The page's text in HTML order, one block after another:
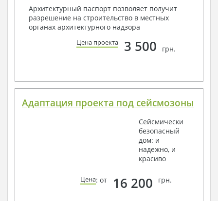
Архитектурный паспорт позволяет получит
разрешение на строительство в местных
органах архитектурного надзора
Цена проекта 3 500 грн.
Адаптация проекта под сейсмозоны
Сейсмически
безопасный
дом: и
надежно, и
красиво
Цена: от 16 200 грн.